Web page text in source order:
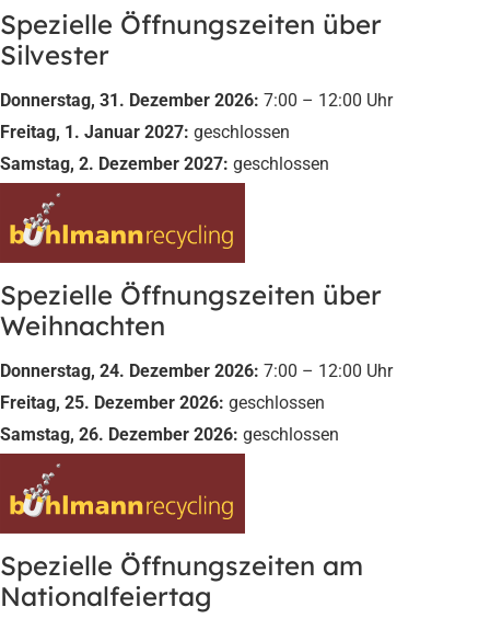
Spezielle Öffnungszeiten über
Silvester
Donnerstag, 31. Dezember 2026: 7:00 – 12:00 Uhr
Freitag, 1. Januar 2027: geschlossen
Samstag, 2. Dezember 2027: geschlossen
Spezielle Öffnungszeiten über
Weihnachten
Donnerstag, 24. Dezember 2026: 7:00 – 12:00 Uhr
Freitag, 25. Dezember 2026: geschlossen
Samstag, 26. Dezember 2026: geschlossen
Spezielle Öffnungszeiten am
Nationalfeiertag